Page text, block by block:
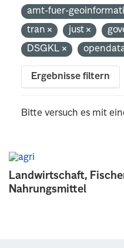
Landwirtschaft,
Nahrungsmittel
amt-fuer-
tran
just
DSGKL
Ergebnisse filtern
Bitte versuch es mit